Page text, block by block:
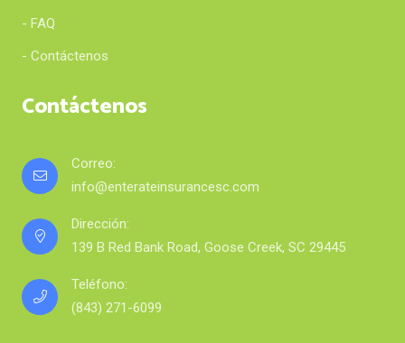
- FAQ
- Contáctenos
Contáctenos
Correo:
info@enterateinsurancesc.com
Dirección:
139 B Red Bank Road, Goose Creek, SC 29445
Teléfono:
(843) 271-6099